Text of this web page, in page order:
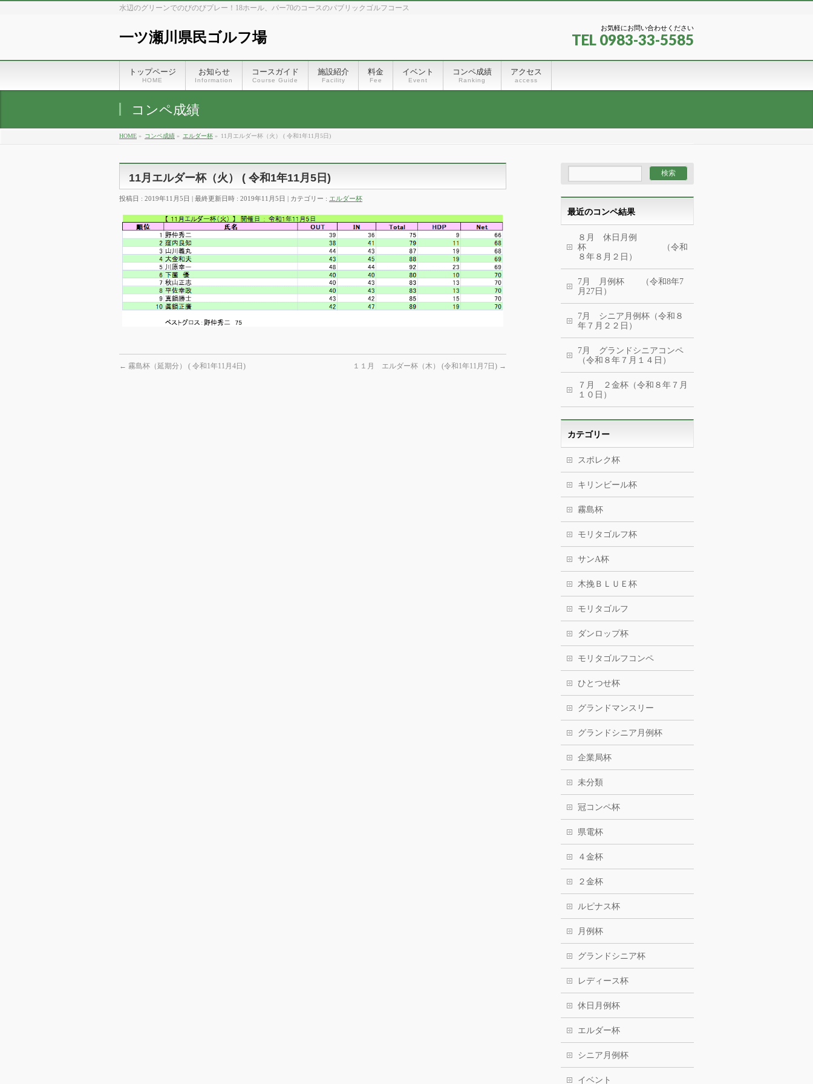
水辺のグリーンでのびのびプレー！18ホール、パー70のコースのパブリックゴルフコース
一ツ瀬川県民ゴルフ場
お気軽にお問い合わせください
TEL 0983-33-5585
トップページ
HOME
お知らせ
Information
コースガイド
Course Guide
施設紹介
Facility
料金
Fee
イベント
Event
コンペ成績
Ranking
アクセス
access
コンペ成績
HOME » コンペ成績 » エルダー杯 » 11月エルダー杯（火） ( 令和1年11月5日)
11月エルダー杯（火） ( 令和1年11月5日)
投稿日 : 2019年11月5日 最終更新日時 : 2019年11月5日 カテゴリー : エルダー杯
← 霧島杯（延期分） ( 令和1年11月4日) １１月 エルダー杯（木） (令和1年11月7日) →
最近のコンペ結果
８月 休日月例
杯 （令和
８年８月２日）
7月 月例杯 （令和8年7
月27日）
7月 シニア月例杯（令和８
年７月２２日）
7月 グランドシニアコンペ
（令和８年７月１４日）
７月 ２金杯（令和８年７月
１０日）
カテゴリー
スポレク杯
キリンビール杯
霧島杯
モリタゴルフ杯
サンA杯
木挽ＢＬＵＥ杯
モリタゴルフ
ダンロップ杯
モリタゴルフコンペ
ひとつせ杯
グランドマンスリー
グランドシニア月例杯
企業局杯
未分類
冠コンペ杯
県電杯
４金杯
２金杯
ルピナス杯
月例杯
グランドシニア杯
レディース杯
休日月例杯
エルダー杯
シニア月例杯
イベント